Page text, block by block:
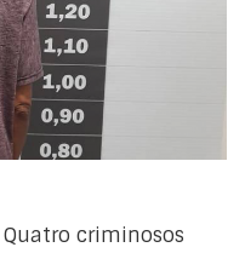
criminosos